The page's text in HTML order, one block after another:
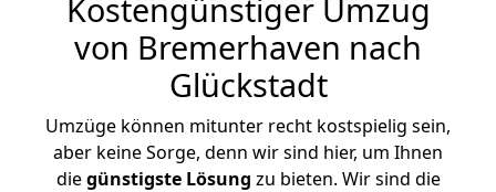
Kostengünstiger Umzug
von Bremerhaven nach
Glückstadt
Umzüge können mitunter recht kostspielig sein,
aber keine Sorge, denn wir sind hier, um Ihnen
diegünstigste Lösung zu bieten. Wir sind die